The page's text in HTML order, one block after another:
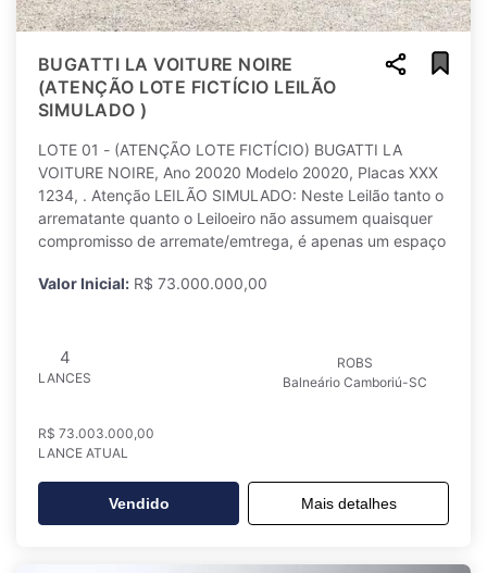
BUGATTI LA VOITURE NOIRE
(ATENÇÃO LOTE FICTÍCIO LEILÃO
SIMULADO )
LOTE 01 - (ATENÇÃO LOTE FICTÍCIO) BUGATTI LA
VOITURE NOIRE, Ano 20020 Modelo 20020, Placas XXX
1234, . Atenção LEILÃO SIMULADO: Neste Leilão tanto o
arrematante quanto o Leiloeiro não assumem quaisquer
compromisso de arremate/emtrega, é apenas um espaço
Valor Inicial: R$ 73.000.000,00
4
LANCES
ROBS
Balneário Camboriú-SC
R$ 73.003.000,00
LANCE ATUAL
Vendido Mais detalhes